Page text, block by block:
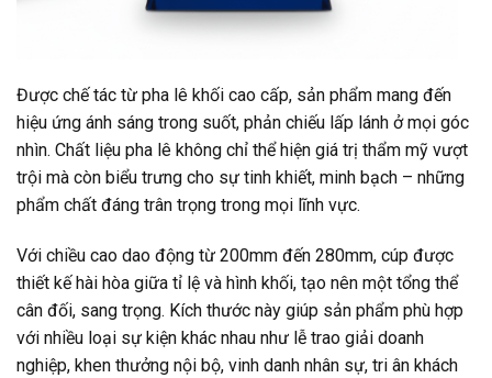
Được chế tác từ pha lê khối cao cấp, sản phẩm mang đến
hiệu ứng ánh sáng trong suốt, phản chiếu lấp lánh ở mọi góc
nhìn. Chất liệu pha lê không chỉ thể hiện giá trị thẩm mỹ vượt
trội mà còn biểu trưng cho sự tinh khiết, minh bạch – những
phẩm chất đáng trân trọng trong mọi lĩnh vực.
Với chiều cao dao động từ 200mm đến 280mm, cúp được
thiết kế hài hòa giữa tỉ lệ và hình khối, tạo nên một tổng thể
cân đối, sang trọng. Kích thước này giúp sản phẩm phù hợp
với nhiều loại sự kiện khác nhau như lễ trao giải doanh
nghiệp, khen thưởng nội bộ, vinh danh nhân sự, tri ân khách